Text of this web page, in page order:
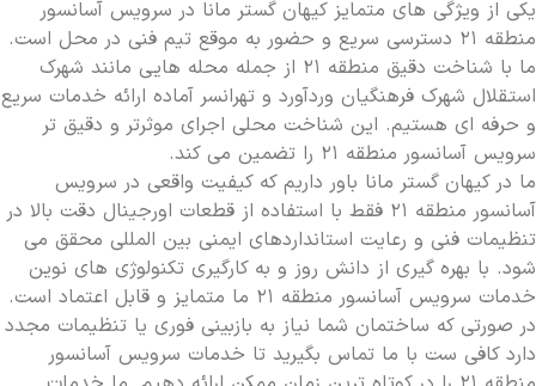
یکی از ویژگی های متمایز کیهان گستر مانا در سرویس آسانسور
منطقه ۲۱ دسترسی سریع و حضور به موقع تیم فنی در محل است.
ما با شناخت دقیق منطقه ۲۱ از جمله محله هایی مانند شهرک
استقلال شهرک فرهنگیان وردآورد و تهرانسر آماده ارائه خدمات سریع
و حرفه ای هستیم. این شناخت محلی اجرای موثرتر و دقیق تر
سرویس آسانسور منطقه ۲۱ را تضمین می کند.
ما در کیهان گستر مانا باور داریم که کیفیت واقعی در سرویس
آسانسور منطقه ۲۱ فقط با استفاده از قطعات اورجینال دقت بالا در
تنظیمات فنی و رعایت استانداردهای ایمنی بین المللی محقق می
شود. با بهره گیری از دانش روز و به کارگیری تکنولوژی های نوین
خدمات سرویس آسانسور منطقه ۲۱ ما متمایز و قابل اعتماد است.
در صورتی که ساختمان شما نیاز به بازبینی فوری یا تنظیمات مجدد
دارد کافی ست با ما تماس بگیرید تا خدمات سرویس آسانسور